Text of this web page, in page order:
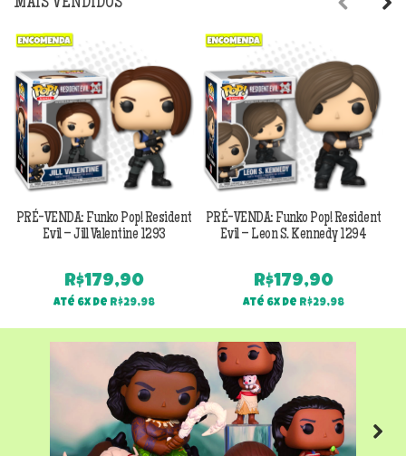
MAIS VENDIDOS
PRÉ-VENDA: Funko Pop! Resident
Evil – Jill Valentine 1293
R$179,90
Até 6x de R$29,98
PRÉ-VENDA: Funko Pop! Resident
Evil – Leon S. Kennedy 1294
R$179,90
Até 6x de R$29,98